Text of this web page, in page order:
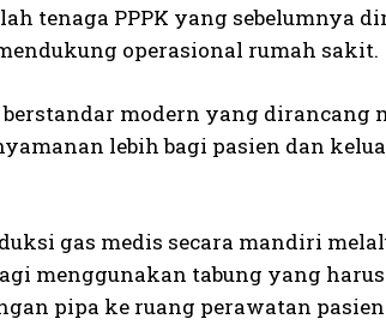
tenaga PPPK yang sebelumnya
operasional rumah sakit.
modern yang dirancang
lebih bagi pasien dan
gas medis secara mandiri
menggunakan tabung yang
pipa ke ruang perawatan